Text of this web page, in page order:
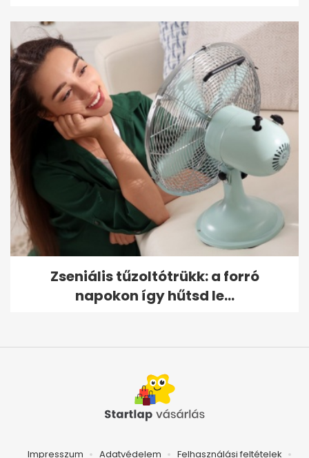
Zseniális tűzoltótrükk: a forró
napokon így hűtsd le...
Impresszum Adatvédelem Felhasználási feltételek